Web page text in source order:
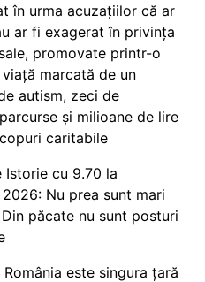
în urma acuzațiilor că ar
ar fi exagerat în privința
promovate printr-o
marcată de un
autism, zeci de
și milioane de lire
caritabile
Istorie cu 9.70 la
Nu prea sunt mari
păcate nu sunt posturi
România este singura țară